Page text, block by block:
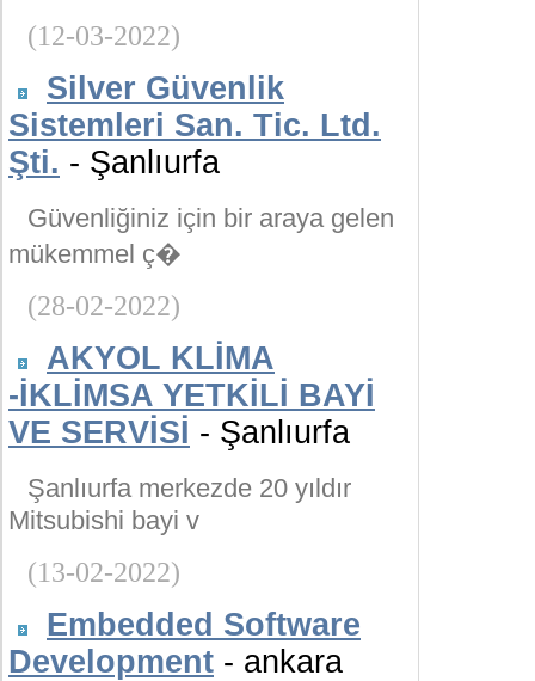
(12-03-2022)
Silver Güvenlik
Sistemleri San. Tic. Ltd.
Şti. - Şanlıurfa
Güvenliğiniz için bir araya gelen
mükemmel ç�
(28-02-2022)
AKYOL KLİMA
-İKLİMSA YETKİLİ BAYİ
VE SERVİSİ - Şanlıurfa
Şanlıurfa merkezde 20 yıldır
Mitsubishi bayi v
(13-02-2022)
Embedded Software
Development - ankara